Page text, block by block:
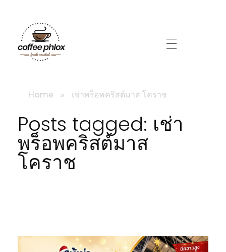
Home » เช่าพร็อพคริสต์มาส โคราช
Posts tagged: เช่า
พร็อพคริสต์มาส
โคราช